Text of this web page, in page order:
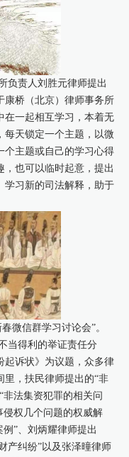
责人刘胜元律师提出
康桥（北京）律师事务所
在一起相互学习，本着无
每天锁定一个主题，以微
个主题或自己的学习心得
也可以临时起意，提出
学习新的司法解释，助于
信群学习讨论会”。
得利的举证责任分
起诉状》为议题，众多律
里，扶民律师提出的“非
非法集资犯罪的相关问
侵权几个问题的权威解
”、刘炳耀律师提出
产纠纷”以及张泽曈律师